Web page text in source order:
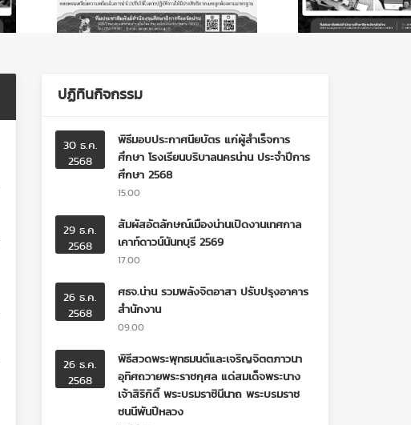
ปฏิทินกิจกรรม
30 ธ.ค.
2568
พิธีมอบประกาศนียบัตร แก่ผู้สำเร็จการ
ศึกษา โรงเรียนบริบาลนครน่าน ประจำปีการ
ศึกษา 2568
15.00
29 ธ.ค.
2568
สัมผัสอัตลักษณ์เมืองน่านเปิดงานเทศกาล
เคาท์ดาวน์นันทบุรี 2569
17.00
26 ธ.ค.
2568
ศธจ.น่าน รวมพลังจิตอาสา ปรับปรุงอาคาร
สำนักงาน
09.00
26 ธ.ค.
2568
พิธีสวดพระพุทธมนต์และเจริญจิตตภาวนา
อุทิศถวายพระราชกุศล แด่สมเด็จพระนาง
เจ้าสิริกิติ์ พระบรมราชินีนาถ พระบรมราช
ชนนีพันปีหลวง